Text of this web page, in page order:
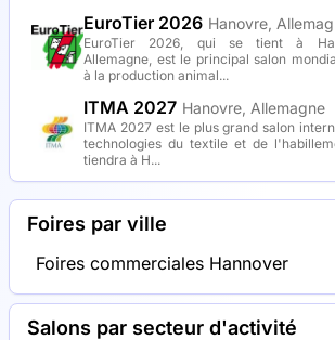
EuroTier 2026 Hanovre,
EuroTier 2026, qui se tient à
Allemagne, est le principal salon
à la production animal...
ITMA 2027 Hanovre, Allemagne
ITMA 2027 est le plus grand salon
technologies du textile et de
tiendra à H...
Foires par ville
Foires commerciales Hannover
Salons par secteur d'activité